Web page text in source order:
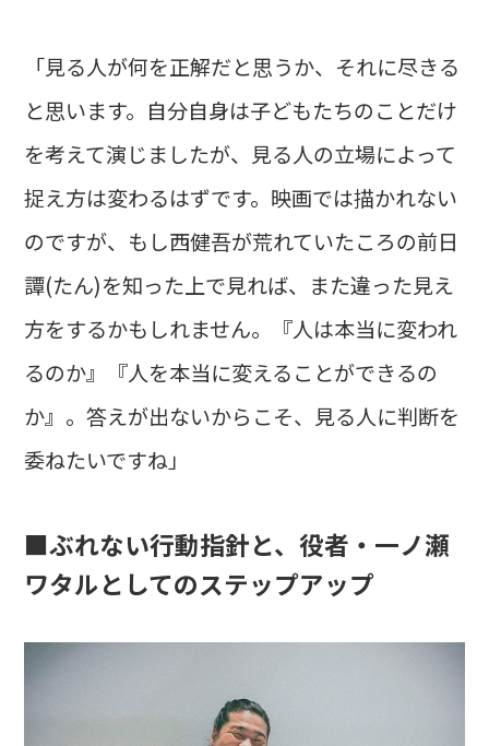
「見る人が何を正解だと思うか、それに尽きる
と思います。自分自身は子どもたちのことだけ
を考えて演じましたが、見る人の立場によって
捉え方は変わるはずです。映画では描かれない
のですが、もし西健吾が荒れていたころの前日
譚(たん)を知った上で見れば、また違った見え
方をするかもしれません。『人は本当に変われ
るのか』『人を本当に変えることができるの
か』。答えが出ないからこそ、見る人に判断を
委ねたいですね」
■ぶれない行動指針と、役者・一ノ瀬
ワタルとしてのステップアップ